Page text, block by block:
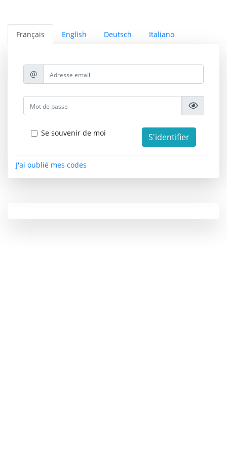
Français English Deutsch Italiano
@
Se souvenir de moi
J'ai oublié mes codes